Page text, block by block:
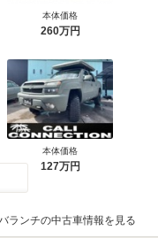
本体価格
260万円
本体価格
127万円
ランチの中古車情報を見る